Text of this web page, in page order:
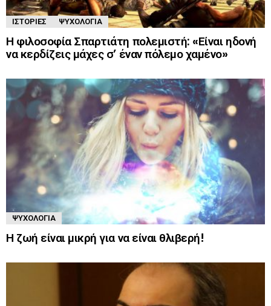
ΙΣΤΟΡΊΕΣ ΨΥΧΟΛΟΓΊΑ
Η φιλοσοφία Σπαρτιάτη πολεμιστή: «Είναι ηδονή
να κερδίζεις μάχες σ’ έναν πόλεμο χαμένο»
ΨΥΧΟΛΟΓΊΑ
Η ζωή είναι μικρή για να είναι θλιβερή!